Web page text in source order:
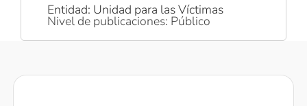
Entidad: Unidad para las Víctimas
Nivel de publicaciones: Público